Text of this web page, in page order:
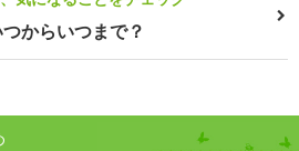
からいつまで？